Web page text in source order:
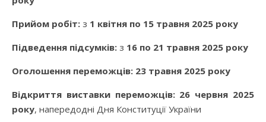
Прийом робіт: з 1 квітня по 15 травня 2025 року
Підведення підсумків: з 16 по 21 травня 2025 року
Оголошення переможців: 23 травня 2025 року
Відкриття виставки переможців: 26 червня 2025
року, напередодні Дня Конституції України